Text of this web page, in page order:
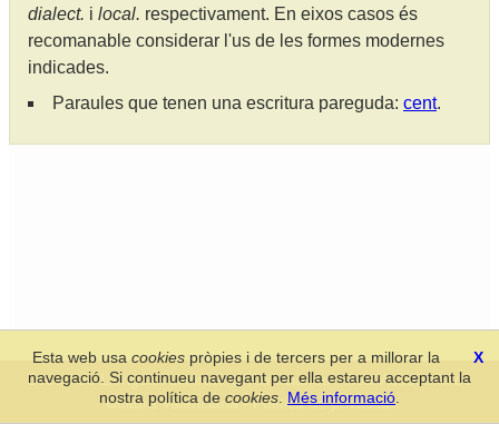
dialect. i local. respectivament. En eixos casos és
recomanable considerar l'us de les formes modernes
indicades.
Paraules que tenen una escritura pareguda: cent.
Secció de Llengua i Lliteratura Valencianes-Real Acadèmia de
Cultura Valenciana-Política de privacitat
X
Esta web usacookies pròpies i de tercers per a millorar la
navegació. Si continueu navegant per ella estareu acceptant la
nostra política de cookies Més informació